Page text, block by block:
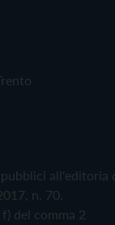
all'editoria
n. 70.
del comma 2